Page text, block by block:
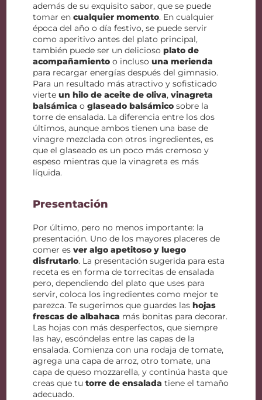
además de su exquisito sabor, que se puede
tomar encualquier momento. En cualquier
época del año o día festivo, se puede servir
como aperitivo antes del plato principal,
también puede ser un deliciosoplato de
acompañamiento o inclusouna merienda
para recargar energías después del gimnasio.
Para un resultado más atractivo y sofisticado
vierteun hilo de aceite de oliva, vinagreta
balsámica oglaseado balsámico sobre la
torre de ensalada. La diferencia entre los dos
últimos, aunque ambos tienen una base de
vinagre mezclada con otros ingredientes, es
que el glaseado es un poco más cremoso y
espeso mientras que la vinagreta es más
líquida.
Presentación
Por último, pero no menos importante: la
presentación. Uno de los mayores placeres de
comer esver algo apetitoso y luego
disfrutarlo. La presentación sugerida para esta
receta es en forma de torrecitas de ensalada
pero, dependiendo del plato que uses para
servir, coloca los ingredientes como mejor te
parezca. Te sugerimos que guardes lashojas
frescas de albahaca más bonitas para decorar.
Las hojas con más desperfectos, que siempre
las hay, escóndelas entre las capas de la
ensalada. Comienza con una rodaja de tomate,
agrega una capa de arroz, otro tomate, una
capa de queso mozzarella, y continúa hasta que
creas que tutorre de ensalada tiene el tamaño
adecuado.